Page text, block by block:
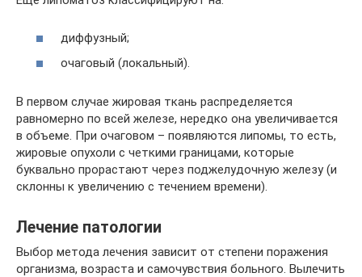
диффузный;
очаговый (локальный).
В первом случае жировая ткань распределяется
равномерно по всей железе, нередко она увеличивается
в объеме. При очаговом – появляются липомы, то есть,
жировые опухоли с четкими границами, которые
буквально прорастают через поджелудочную железу (и
склонны к увеличению с течением времени).
Лечение патологии
Выбор метода лечения зависит от степени поражения
организма, возраста и самочувствия больного. Вылечить